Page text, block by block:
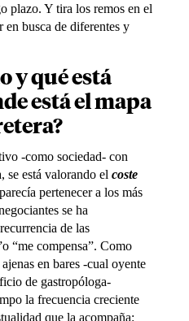
plazo. Y tira los remos en el
busca de diferentes y
y qué está
está el mapa
-como sociedad- con
se está valorando el coste
pertenecer a los más
se ha
de las
“me compensa”. Como
en bares -cual oyente
de gastropóloga-
la frecuencia creciente
que la acompaña: